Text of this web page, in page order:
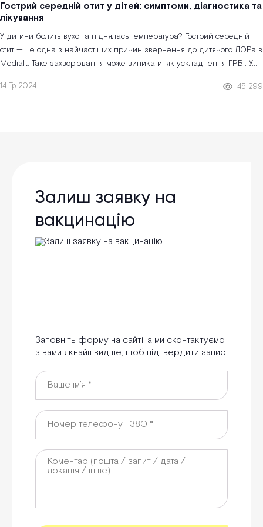
Гострий середній отит у дітей: симптоми, діагностика та
лікування
У дитини болить вухо та піднялась температура? Гострий середній
отит — це одна з найчастіших причин звернення до дитячого ЛОРа в
Medialt. Таке захворювання може виникати, як ускладнення ГРВІ. У...
14 Тр 2024 45 299
Залиш заявку на
вакцинацію
Заповніть форму на сайті, а ми сконтактуємо
з вами якнайшвидше, щоб підтвердити запис.